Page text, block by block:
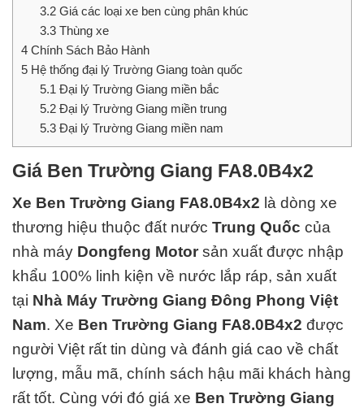
3.2Giá các loại xe ben cùng phân khúc
3.3Thùng xe
4 Chính Sách Bảo Hành
5 Hệ thống đại lý Trường Giang toàn quốc
5.1Đại lý Trường Giang miền bắc
5.2Đại lý Trường Giang miền trung
5.3Đại lý Trường Giang miền nam
Giá Ben Trường Giang FA8.0B4x2
Xe Ben Trường Giang FA8.0B4x2 là dòng xe
thương hiệu thuộc đất nước Trung Quốc của
nhà máy Dongfeng Motor sản xuất được nhập
khẩu 100% linh kiện về nước lắp ráp, sản xuất
tại Nhà Máy Trường Giang Đông Phong Việt
Nam. Xe Ben Trường Giang FA8.0B4x2 được
người Việt rất tin dùng và đánh giá cao về chất
lượng, mẫu mã, chính sách hậu mãi khách hàng
rất tốt. Cùng với đó giá xe Ben Trường Giang